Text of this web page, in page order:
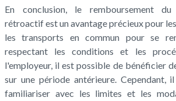
En conclusion, le remboursement
rétroactif est un avantage précieux pour
les transports en commun pour se
respectant les conditions et les
l'employeur, il est possible de bénéficier
sur une période antérieure. Cependant,
familiariser avec les limites et les